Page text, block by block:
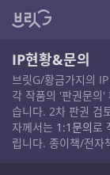
IP현황&문의
브릿G/황금가지의
각 작품의 '판권문의'
습니다. 2차 판권 검
자께서는 1:1문의로
립니다. 종이책/전자